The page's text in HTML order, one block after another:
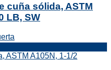
cuña sólida, ASTM
LB, SW